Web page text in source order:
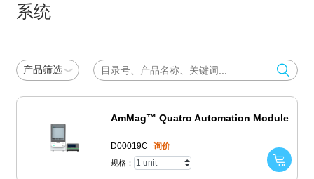
系统
产品筛选
AmMag™ Quatro Automation Module
D00019C 询价
规格：